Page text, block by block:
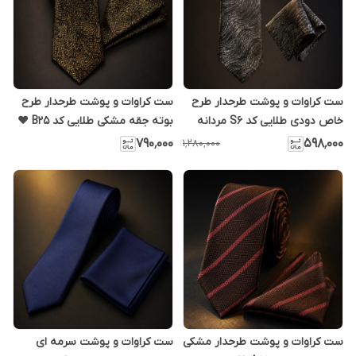
ست کراوات و پوشت طرحدار طرح
خاص دودی طلایی کد S6 مردانه
پارچه ساتن اعلا ✅ اورجینال دیلم
۵۹۸٬۰۰۰ ۱٬۲۸۰٬۰۰۰
ست کراوات و پوشت طرحدار طرح
بوته جقه مشکی طلایی کد B25 ❤️
مردانه پارچه ساتن اعلا ✅ اورجینال
۷۹۰٬۰۰۰
ست کراوات و پوشت طرحدار مشکی
ست کراوات و پوشت سرمه ای